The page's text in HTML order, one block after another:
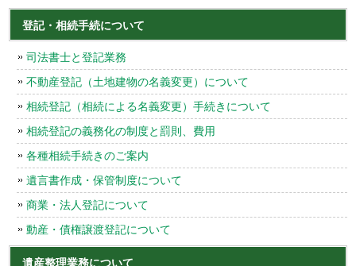
登記・相続手続について
司法書士と登記業務
不動産登記（土地建物の名義変更）について
相続登記（相続による名義変更）手続きについて
相続登記の義務化の制度と罰則、費用
各種相続手続きのご案内
遺言書作成・保管制度について
商業・法人登記について
動産・債権譲渡登記について
遺産整理業務について